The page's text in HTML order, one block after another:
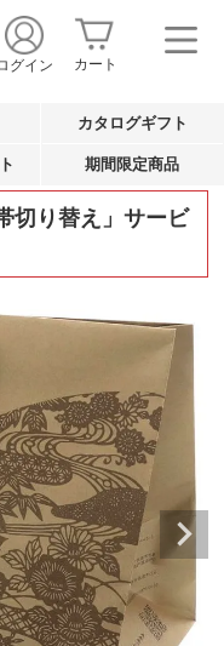
グイン カート
カタログギフト
期間限定商品
切り替え」サービ